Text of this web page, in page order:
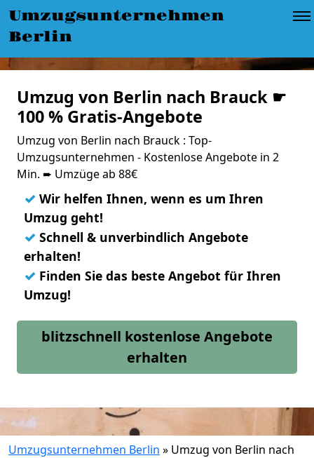
Umzugsunternehmen
Berlin
Umzug von Berlin nach Brauck ☛
100 % Gratis-Angebote
Umzug von Berlin nach Brauck : Top-
Umzugsunternehmen - Kostenlose Angebote in 2
Min. ➨ Umzüge ab 88€
✓ Wir helfen Ihnen, wenn es um Ihren
Umzug geht!
✓ Schnell & unverbindlich Angebote
erhalten!
✓ Finden Sie das beste Angebot für Ihren
Umzug!
blitzschnell kostenlose Angebote
erhalten
Umzugsunternehmen Berlin » Umzug von Berlin nach